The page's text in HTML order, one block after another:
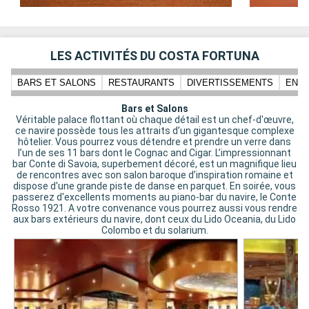
LES ACTIVITÉS DU COSTA FORTUNA
BARS ET SALONS RESTAURANTS DIVERTISSEMENTS
Bars et Salons
Véritable palace flottant où chaque détail est un chef-d'œuvre,
ce navire possède tous les attraits d’un gigantesque complexe
hôtelier. Vous pourrez vous détendre et prendre un verre dans
l’un de ses 11 bars dont le Cognac and Cigar. L’impressionnant
bar Conte di Savoia, superbement décoré, est un magnifique lieu
de rencontres avec son salon baroque d’inspiration romaine et
dispose d'une grande piste de danse en parquet. En soirée, vous
passerez d'excellents moments au piano-bar du navire, le Conte
Rosso 1921. A votre convenance vous pourrez aussi vous rendre
aux bars extérieurs du navire, dont ceux du Lido Oceania, du Lido
Colombo et du solarium.